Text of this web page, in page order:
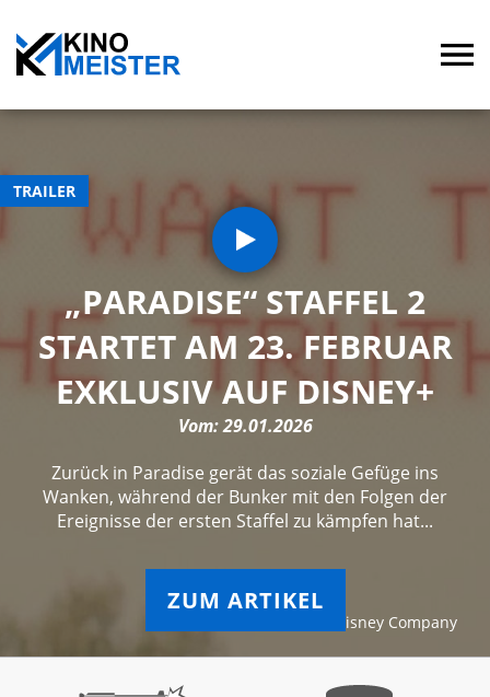
TRAILER
© The Walt Disney Company
„PARADISE“ STAFFEL 2
STARTET AM 23. FEBRUAR
EXKLUSIV AUF DISNEY+
Vom: 29.01.2026
Zurück in Paradise gerät das soziale Gefüge ins
Wanken, während der Bunker mit den Folgen der
Ereignisse der ersten Staffel zu kämpfen hat...
ZUM ARTIKEL